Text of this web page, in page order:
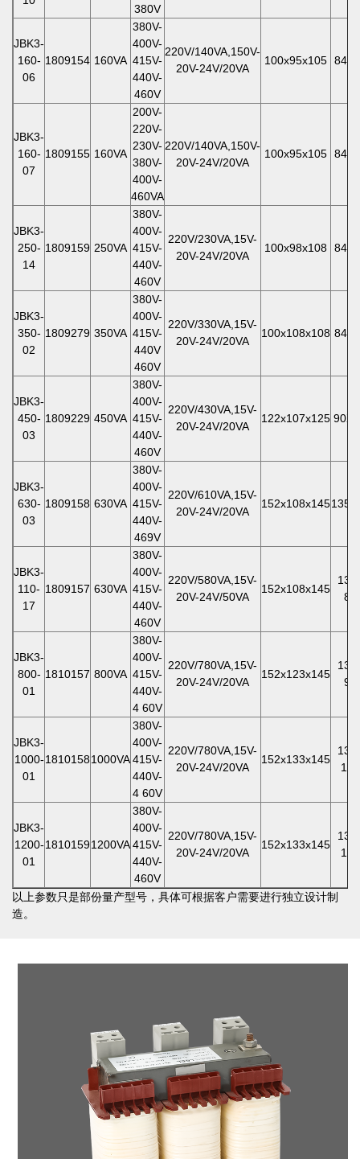
380V
JBK3-
160-
06
1809154 160VA
380V-
400V-
415V-
440V-
460V
220V/140VA,150V-
20V-24V/20VA
100x95x105
JBK3-
160-
07
1809155 160VA
200V-
220V-
230V-
380V-
400V-
460VA
220V/140VA,150V-
20V-24V/20VA
100x95x105
JBK3-
250-
14
1809159 250VA
380V-
400V-
415V-
440V-
460V
220V/230VA,15V-
20V-24V/20VA
100x98x108
JBK3-
350-
02
1809279 350VA
380V-
400V-
415V-
440V
460V
220V/330VA,15V-
20V-24V/20VA
100x108x108
JBK3-
450-
03
1809229 450VA
380V-
400V-
415V-
440V-
460V
220V/430VA,15V-
20V-24V/20VA
122x107x125
JBK3-
630-
03
1809158 630VA
380V-
400V-
415V-
440V-
469V
220V/610VA,15V-
20V-24V/20VA
152x108x145
JBK3-
110-
17
1809157 630VA
380V-
400V-
415V-
440V-
460V
220V/580VA,15V-
20V-24V/50VA
152x108x145
85
JBK3-
800-
01
1810157 800VA
380V-
400V-
415V-
440V-
4 60V
220V/780VA,15V-
20V-24V/20VA
152x123x145
96
JBK3-
1000-
01
18101581000VA
380V-
400V-
415V-
440V-
4 60V
220V/780VA,15V-
20V-24V/20VA
152x133x145
106
JBK3-
1200-
01
18101591200VA
380V-
400V-
415V-
440V-
460V
220V/780VA,15V-
20V-24V/20VA
152x133x145
106
以上参数只是部份量产型号，具体可根据客户需要进行独立设计制
造。